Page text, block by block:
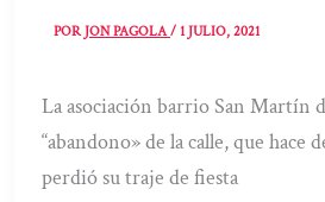
PORJON PAGOLA/1 JULIO, 2021
La asociación barrio San Martín
“abandono» de la calle, que hace
perdió su traje de fiesta